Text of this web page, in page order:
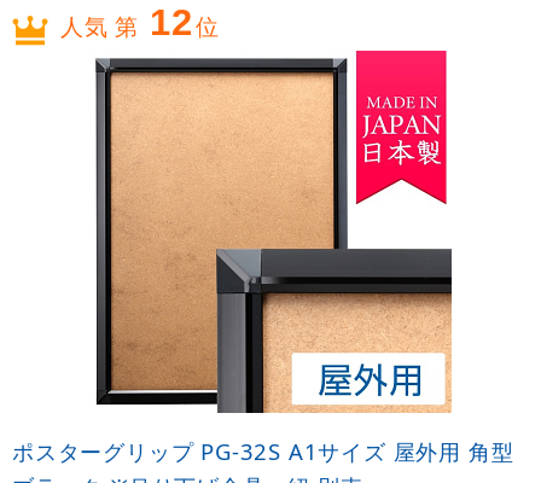
人気 第 12位
ポスターグリップ PG-32S A1サイズ 屋外用 角型